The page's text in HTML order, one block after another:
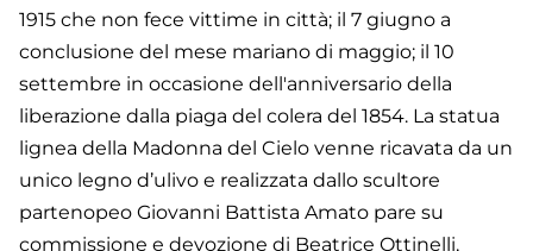
1915 che non fece vittime in città; il 7 giugno a
conclusione del mese mariano di maggio; il 10
settembre in occasione dell'anniversario della
liberazione dalla piaga del colera del 1854. La statua
lignea della Madonna del Cielo venne ricavata da un
unico legno d’ulivo e realizzata dallo scultore
partenopeo Giovanni Battista Amato pare su
commissione e devozione di Beatrice Ottinelli,